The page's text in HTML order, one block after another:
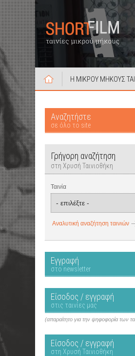
Η ΜΙΚΡΟΥ ΜΗΚΟΥΣ
Αναζητήστε
σε όλο το site
Γρήγορη αναζήτηση
στη Χρυσή Ταινιοθήκη
Ταινία
Αναλυτική αναζήτηση ταινιών
Εγγραφή
στο newsletter
Είσοδος / εγγραφή
στις ταινίες μας
(απαραίτητο για την ψηφοφορία των
Είσοδος / εγγραφή
στη Χρυσή Ταινιοθήκη